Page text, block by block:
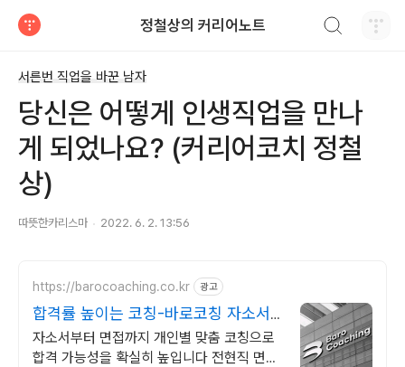
정철상의 커리어노트
서른번 직업을 바꾼 남자
당신은 어떻게 인생직업을 만나
게 되었나요? (커리어코치 정철
상)
따뜻한카리스마 2022. 6. 2. 13:56
https://barocoaching.co.kr 광고
합격률 높이는 코칭-바로코칭 자소서
및 면접대비 완벽정리
자소서부터 면접까지 개인별 맞춤 코칭으로
합격 가능성을 확실히 높입니다 전현직 면접